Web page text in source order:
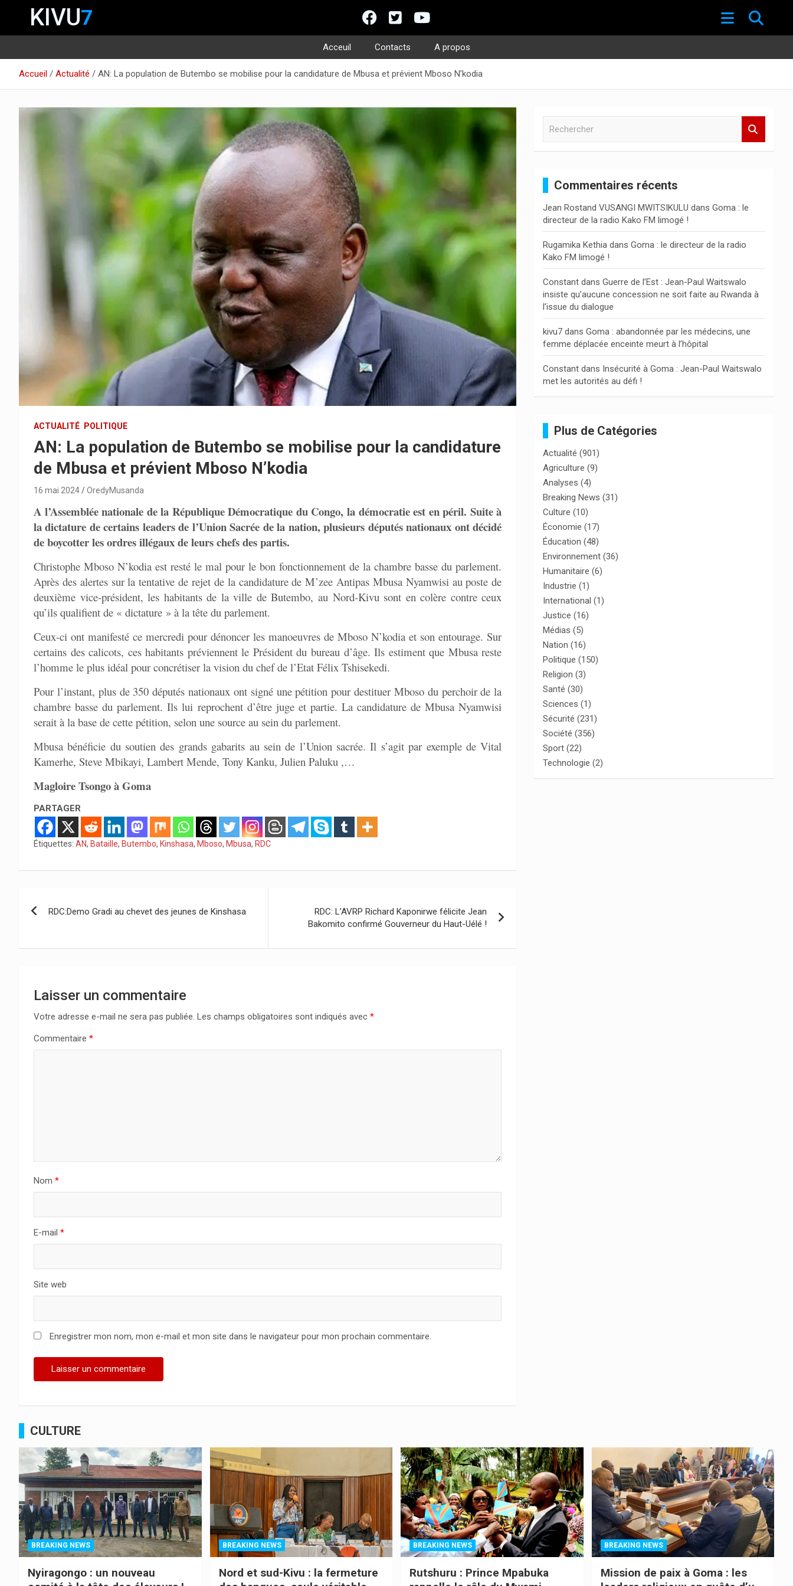
KIVU7
Acceuil Contacts
A propos
contenu
Accueil Actualité AN: La population de Butembo se mobilise pour la candidature de Mbusa et prévient Mboso N’kodia
ACTUALITÉ POLITIQUE
AN: La population de Butembo se mobilise pour la candidature
de Mbusa et prévient Mboso N’kodia
16 mai 2024 OredyMusanda
A l’Assemblée nationale de la République Démocratique du Congo, la démocratie est en péril. Suite à
la dictature de certains leaders de l’Union Sacrée de la nation, plusieurs députés nationaux ont décidé
de boycotter les ordres illégaux de leurs chefs des partis.
Christophe Mboso N’kodia est resté le mal pour le bon fonctionnement de la chambre basse du parlement.
Après des alertes sur la tentative de rejet de la candidature de M’zee Antipas Mbusa Nyamwisi au poste de
deuxième vice-président, les habitants de la ville de Butembo, au Nord-Kivu sont en colère contre ceux
qu’ils qualifient de « dictature » à la tête du parlement.
Ceux-ci ont manifesté ce mercredi pour dénoncer les manoeuvres de Mboso N’kodia et son entourage. Sur
certains des calicots, ces habitants préviennent le Président du bureau d’âge. Ils estiment que Mbusa reste
l’homme le plus idéal pour concrétiser la vision du chef de l’Etat Félix Tshisekedi.
Pour l’instant, plus de 350 députés nationaux ont signé une pétition pour destituer Mboso du perchoir de la
chambre basse du parlement. Ils lui reprochent d’être juge et partie. La candidature de Mbusa Nyamwisi
serait à la base de cette pétition, selon une source au sein du parlement.
Mbusa bénéficie du soutien des grands gabarits au sein de l’Union sacrée. Il s’agit par exemple de Vital
Kamerhe, Steve Mbikayi, Lambert Mende, Tony Kanku, Julien Paluku ,…
Magloire Tsongo à Goma
PARTAGER
Étiquettes: AN, Bataille, Butembo, Kinshasa, Mboso, Mbusa, RDC
l’article
RDC:Demo Gradi au chevet des jeunes de Kinshasa
RDC: L’AVRP Richard Kaponirwe félicite Jean
Bakomito confirmé Gouverneur du Haut-Uélé !
Laisser un commentaire
Votre adresse e-mail ne sera pas publiée. Les champs obligatoires sont indiqués avec *
Commentaire *
Nom *
E-mail *
Site web
Enregistrer mon nom, mon e-mail et mon site dans le navigateur pour mon prochain commentaire.
c
h
e
r
Commentaires récents
Jean Rostand VUSANGI MWITSIKULU dansGoma : le
directeur de la radio Kako FM limogé !
Rugamika Kethia dansGoma : le directeur de la radio
Kako FM limogé !
Constant dansGuerre de l’Est : Jean-Paul Waitswalo
insiste qu’aucune concession ne soit faite au Rwanda à
l’issue du dialogue
kivu7 dansGoma : abandonnée par les médecins, une
femme déplacée enceinte meurt à l’hôpital
Constant dans Insécurité à Goma : Jean-Paul Waitswalo
met les autorités au défi !
Plus de Catégories
Actualité (901)
Agriculture (9)
Analyses (4)
Breaking News (31)
Culture (10)
Économie (17)
Éducation (48)
Environnement (36)
Humanitaire (6)
Industrie (1)
International (1)
Justice (16)
Médias (5)
Nation (16)
Politique (150)
Religion (3)
Santé (30)
Sciences (1)
Sécurité (231)
Société (356)
Sport (22)
Technologie (2)
CULTURE
BREAKING NEWS
Nyiragongo : un nouveau
BREAKING NEWS
Nord et sud-Kivu : la fermeture
BREAKING NEWS
Rutshuru : Prince Mpabuka
BREAKING NEWS
Mission de paix à Goma : les